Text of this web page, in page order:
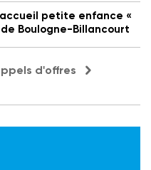
petite enfance «
Boulogne-Billancourt
d'offres